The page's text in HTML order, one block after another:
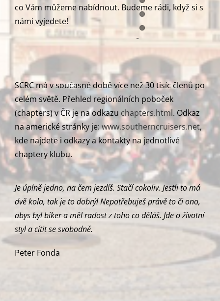
co Vám můžeme nabídnout. Budeme rádi, když si s
námi vyjedete!
SCRC má v současné době více než 30 tisíc členů po
celém světě. Přehled regionálních poboček
(chapters) v ČR je na odkazu chapters.html. Odkaz
na americké stránky je:www.southerncruisers.net,
kde najdete i odkazy a kontakty na jednotlivé
chaptery klubu.
Je úplně jedno, na čem jezdíš. Stačí cokoliv. Jestli to má
dvě kola, tak je to dobrý! Nepotřebuješ právě to či ono,
abys byl biker a měl radost z toho co děláš. Jde o životní
styl a cítit se svobodně.
Peter Fonda